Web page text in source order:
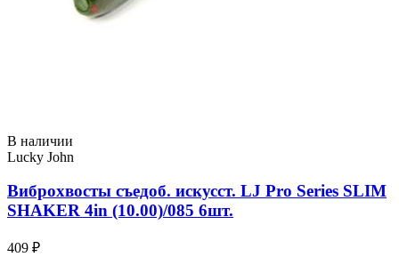
В наличии
Lucky John
Виброхвосты съедоб. искусст. LJ Pro Series SLIM
SHAKER 4in (10.00)/085 6шт.
409 ₽